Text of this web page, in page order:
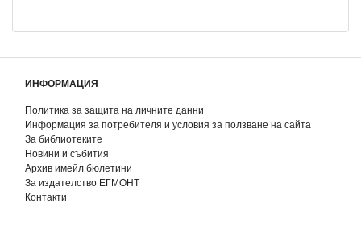
ИНФОРМАЦИЯ
Политика за защита на личните данни
Информация за потребителя и условия за ползване на сайта
За библиотеките
Новини и събития
Архив имейл бюлетини
За издателство ЕГМОНТ
Контакти